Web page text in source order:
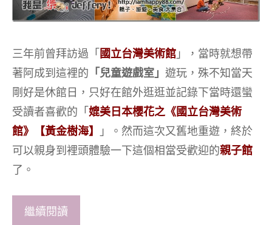
三年前曾拜訪過「國立台灣美術館 」，當時就想帶
著阿成到這裡的 「兒童遊戲室」 遊玩，殊不知當天
剛好是休館日，只好在館外逛逛並記錄下當時還蠻
受讀者喜歡的「媲美日本櫻花之《國立台灣美術
館》【黃金樹海】
」。然而這次又舊地重遊，終於
可以親身到裡頭體驗一下這個相當受歡迎的親子館
了。
繼續閱讀